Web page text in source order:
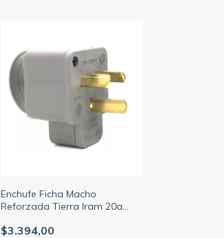
Enchufe Ficha Macho
Reforzada Tierra Iram 20a
$3.394,00